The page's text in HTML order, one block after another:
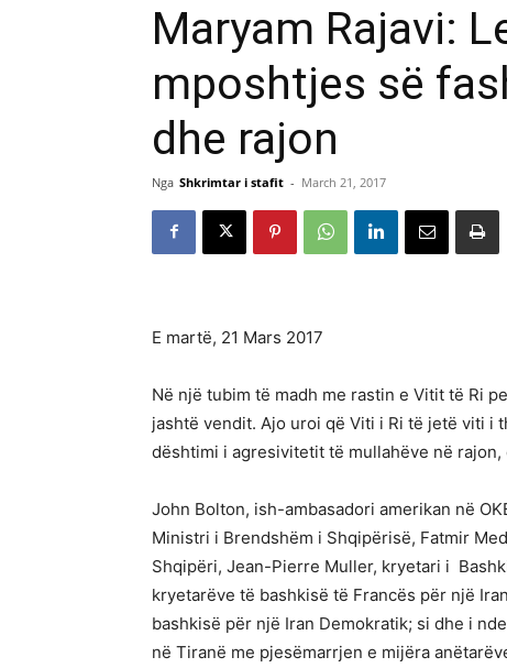
Maryam Rajavi:
mposhtjes së
dhe rajon
Nga Shkrimtar i stafit - March 21, 2017
E martë, 21 Mars 2017
Në një tubim të madh me rastin e Vitit të Ri
jashtë vendit. Ajo uroi që Viti i Ri të jetë viti i
dështimi i agresivitetit të mullahëve në
John Bolton, ish-ambasadori amerikan në
Ministri i Brendshëm i Shqipërisë, Fatmir
Shqipëri, Jean-Pierre Muller, kryetari i
kryetarëve të bashkisë të Francës për një
bashkisë për një Iran Demokratik; si dhe i
në Tiranë me pjesëmarrjen e mijëra